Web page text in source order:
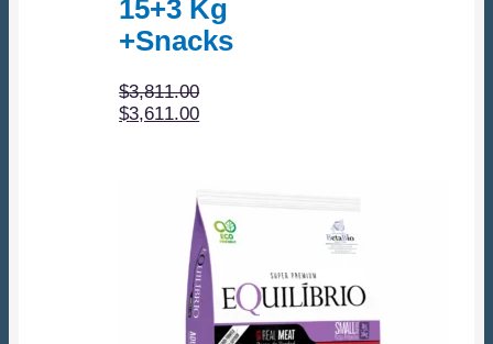
15+3 Kg
+Snacks
$3,811.00
El
$3,811.00.
$3,611.00El
$3,611.00.